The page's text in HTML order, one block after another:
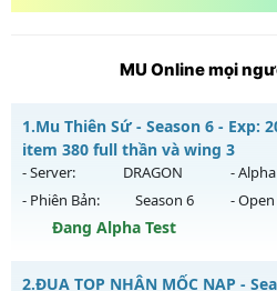
MU Online mọi
1.Mu Thiên Sứ - Season 6 - Exp:
item 380 full thần và wing 3
- Server: DRAGON -
- Phiên Bản:
Season 6 -
Đang Alpha Test
Mu Thiên Sứ - Tối đa item 380 full
2.ĐUA TOP NHẬN MỐC NẠP -